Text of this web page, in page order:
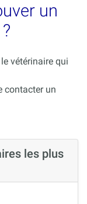
un
vétérinaire qui
contacter un
les plus